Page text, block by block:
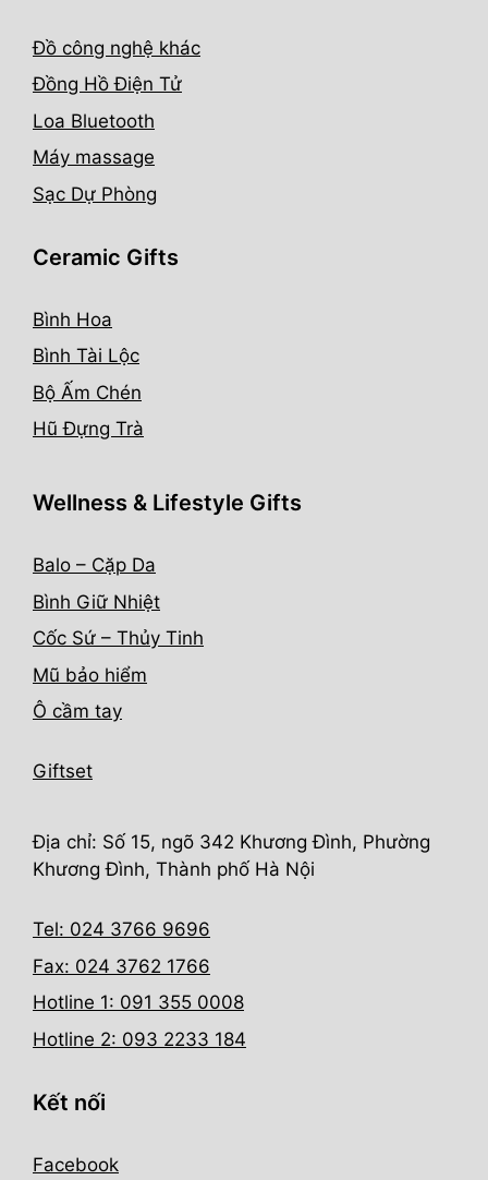
Đồ công nghệ khác
Đồng Hồ Điện Tử
Loa Bluetooth
Máy massage
Sạc Dự Phòng
Ceramic Gifts
Bình Hoa
Bình Tài Lộc
Bộ Ấm Chén
Hũ Đựng Trà
Wellness & Lifestyle Gifts
Balo – Cặp Da
Bình Giữ Nhiệt
Cốc Sứ – Thủy Tinh
Mũ bảo hiểm
Ô cầm tay
Giftset
Địa chỉ: Số 15, ngõ 342 Khương Đình, Phường
Khương Đình, Thành phố Hà Nội
Tel: 024 3766 9696
Fax: 024 3762 1766
Hotline 1: 091 355 0008
Hotline 2: 093 2233 184
Kết nối
Facebook